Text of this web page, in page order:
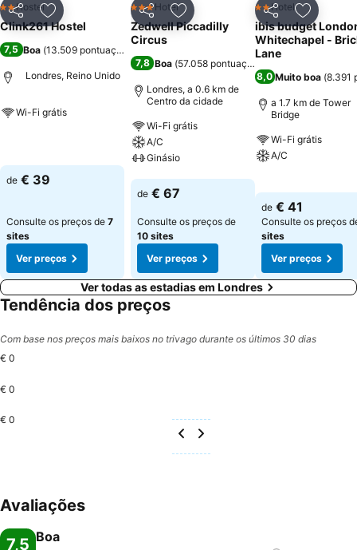
PartilharAdicionar aos favoritos
2 Estrelas
Hostel
Clink261 Hostel
7,5 Boa (13.509 pontuações
Londres, Reino Unido
Wi-Fi grátis
de € 39
Consulte os preços de 7
sites
Ver preços
PartilharAdicionar aos favoritos
3 Estrelas
Hotel
Zedwell Piccadilly
Circus
7,8 Boa (57.058 pontuações
Londres, a 0.6 km de
Centro da cidade
Wi-Fi grátis
A/C
Ginásio
Ver preços
de € 67
Consulte os preços de
10 sites
Ver preços
Partilhar
2 Estrelas
Hotel
ibis budget
Whitechapel -
Lane
8,0 Muito boa (8.391
a 1.7 km de Tower
Bridge
Wi-Fi grátis
A/C
Ver preços
de € 41
Consulte os preços
sites
Ver preços
Ver todas as estadias em Londres
Tendência dos preços
Com base nos preços mais baixos no trivago durante os últimos 30 dias
€ 0
€ 0
€ 0
Avaliações
7,5 Boa